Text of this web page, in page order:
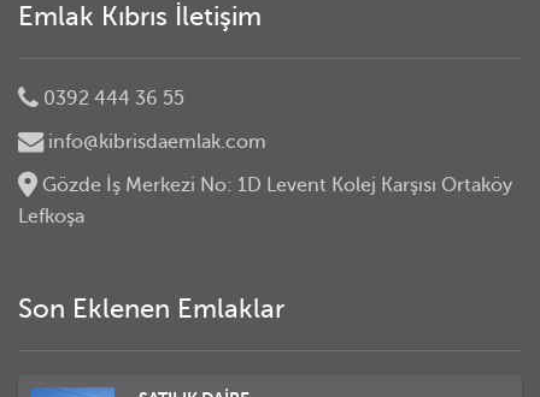
Emlak Kıbrıs İletişim
0392 444 36 55
info@kibrisdaemlak.com
Gözde İş Merkezi No: 1D Levent Kolej Karşısı Ortaköy
Lefkoşa
Son Eklenen Emlaklar